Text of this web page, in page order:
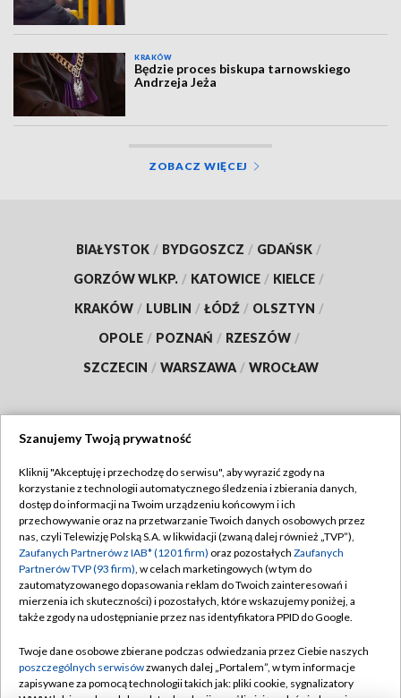
KRAKÓW
Będzie proces biskupa tarnowskiego
Andrzeja Jeża
ZOBACZ WIĘCEJ
BIAŁYSTOK / BYDGOSZCZ / GDAŃSK /
GORZÓW WLKP. / KATOWICE / KIELCE /
KRAKÓW / LUBLIN / ŁÓDŹ / OLSZTYN /
OPOLE / POZNAŃ / RZESZÓW /
SZCZECIN / WARSZAWA / WROCŁAW
TVP
Abonament TVP
Emisja w TVP
Centrum informacji TVP
Naziemna Telewizja Cyfrowa
Rada Programowa
System NOS
Regulamin TVP
Polityka prywatności
Moje zgody
Pomoc
Kontakt
Szanujemy Twoją prywatność
Kliknij "Akceptuję i przechodzę do serwisu", aby wyrazić zgody na
korzystanie z technologii automatycznego śledzenia i zbierania danych,
dostęp do informacji na Twoim urządzeniu końcowym i ich
przechowywanie oraz na przetwarzanie Twoich danych osobowych przez
nas, czyli Telewizję Polską S.A. w likwidacji (zwaną dalej również „TVP”),
Zaufanych Partnerów z IAB* (1201 firm) oraz pozostałych Zaufanych
Partnerów TVP (93 firm), w celach marketingowych (w tym do
zautomatyzowanego dopasowania reklam do Twoich zainteresowań i
mierzenia ich skuteczności) i pozostałych, które wskazujemy poniżej, a
także zgody na udostępnianie przez nas identyfikatora PPID do Google.
Twoje dane osobowe zbierane podczas odwiedzania przez Ciebie naszych
poszczególnych serwisówzwanych dalej „Portalem”, w tym informacje
zapisywane za pomocą technologii takich jak: pliki cookie, sygnalizatory